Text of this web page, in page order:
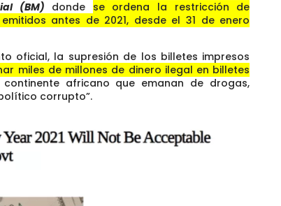
(BM) donde se ordena la restricción de
antes de 2021, desde el 31 de enero
oficial, la supresión de los billetes impresos
miles de millones de dinero ilegal en billetes
africano que emanan de drogas,
corrupto”.